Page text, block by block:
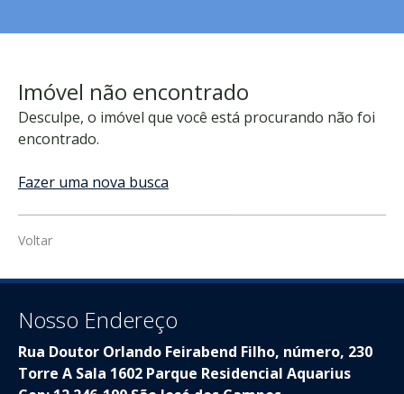
Imóvel não encontrado
Desculpe, o imóvel que você está procurando não foi
encontrado.
Fazer uma nova busca
Voltar
Nosso Endereço
Rua Doutor Orlando Feirabend Filho, número, 230
Torre A Sala 1602 Parque Residencial Aquarius